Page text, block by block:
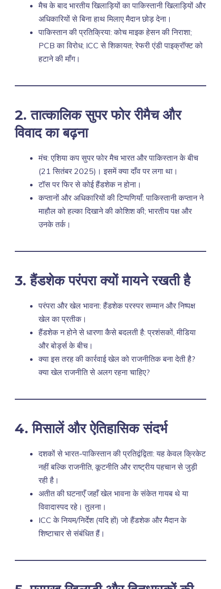
मैच के बाद भारतीय खिलाड़ियों का पाकिस्तानी खिलाड़ियों और
अधिकारियों से बिना हाथ मिलाए मैदान छोड़ देना।
पाकिस्तान की प्रतिक्रिया: कोच माइक हेसन की निराशा;
PCB का विरोध; ICC से शिकायत; रेफरी एंडी पाइक्रॉफ्ट को
हटाने की माँग।
2. तात्कालिक सुपर फोर रीमैच और
विवाद का बढ़ना
मंच: एशिया कप सुपर फोर मैच भारत और पाकिस्तान के बीच
(21 सितंबर 2025)।इसमें क्या दाँव पर लगा था।
टॉस पर फिर से कोई हैंडशेक न होना।
कप्तानों और अधिकारियों की टिप्पणियाँ: पाकिस्तानी कप्तान ने
माहौल को हल्का दिखाने की कोशिश की; भारतीय पक्ष और
उनके तर्क।
3. हैंडशेक परंपरा क्यों मायने रखती है
परंपरा और खेल भावना: हैंडशेक परस्पर सम्मान और निष्पक्ष
खेल का प्रतीक।
हैंडशेक न होने से धारणा कैसे बदलती है: प्रशंसकों, मीडिया
और बोर्ड्स के बीच।
क्या इस तरह की कार्रवाई खेल को राजनीतिक बना देती है?
क्या खेल राजनीति से अलग रहना चाहिए?
4. मिसालें और ऐतिहासिक संदर्भ
दशकों से भारत-पाकिस्तान की प्रतिद्वंद्विता: यह केवल क्रिकेट
नहीं बल्कि राजनीति, कूटनीति और राष्ट्रीय पहचान सेजुड़ी
रही है।
अतीत की घटनाएँ जहाँ खेल भावना के संकेत गायब थे या
विवादास्पद रहे। तुलना।
ICC के नियम/निर्देश (यदि हों) जो हैंडशेक और मैदान के
शिष्टाचार से संबंधित हैं।